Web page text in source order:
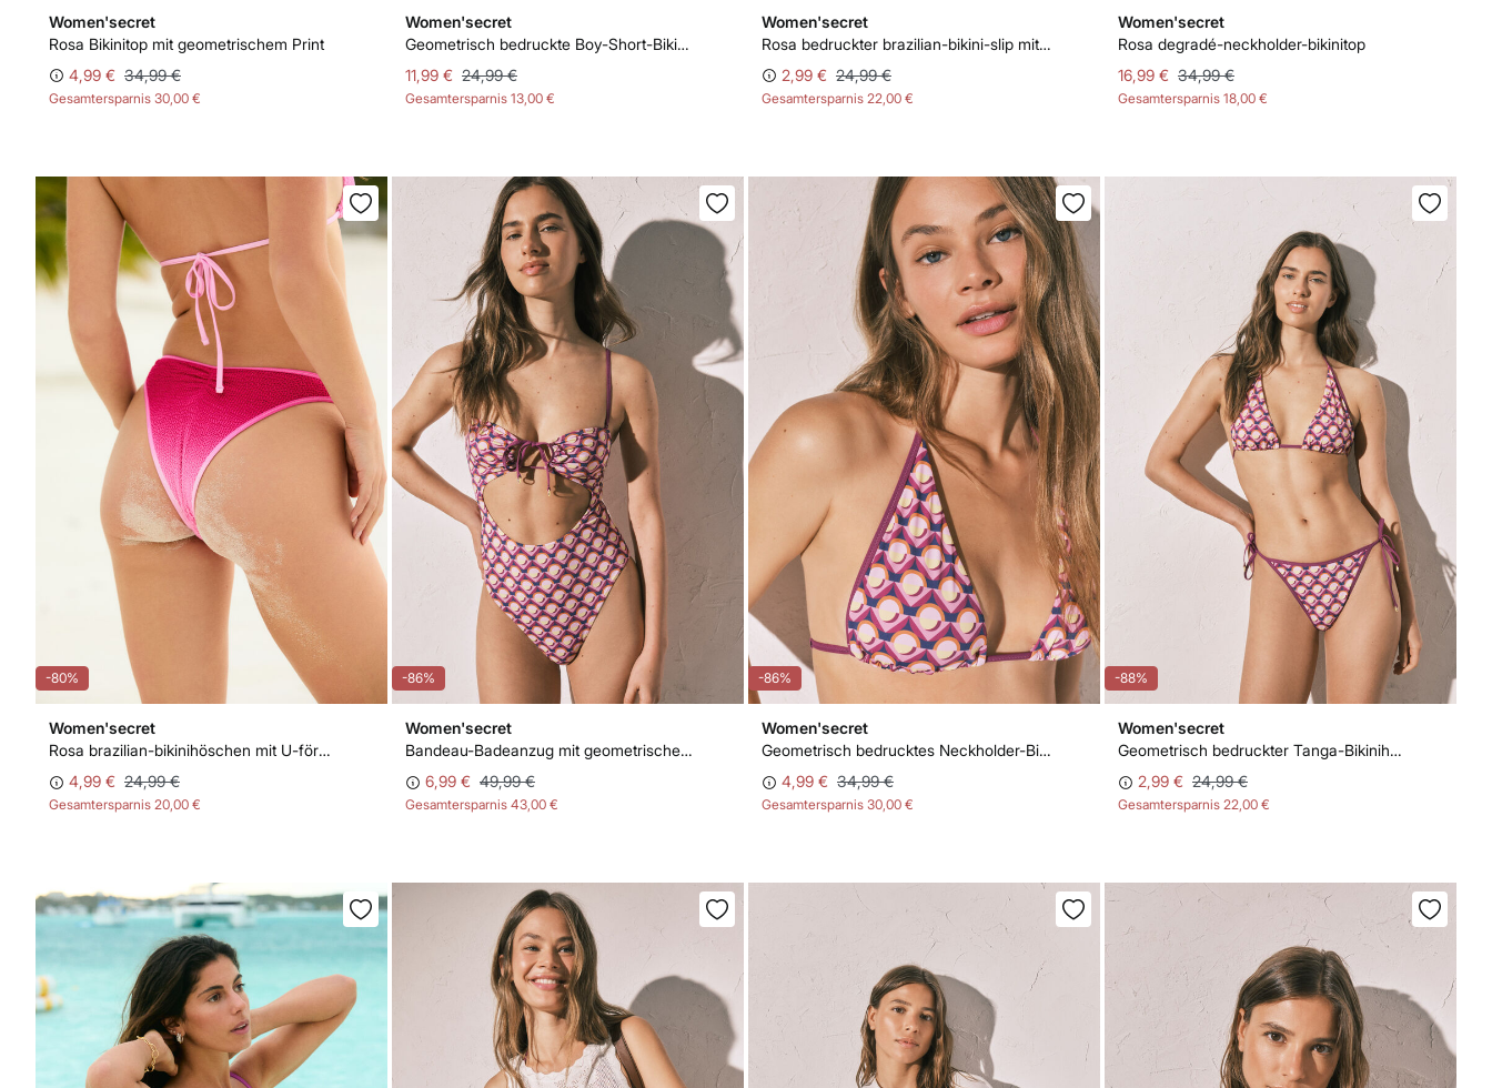
Women'secret
Rosa Bikinitop mit geometrischem Print
4,99 € 34,99 €
Gesamtersparnis 30,00 €
Women'secret
Geometrisch bedruckte Boy-Short-Bikinihose
11,99 € 24,99 €
Gesamtersparnis 13,00 €
Women'secret
Rosa bedruckter brazilian-bikini-slip mit U-Effekt
2,99 € 24,99 €
Gesamtersparnis 22,00 €
Women'secret
Rosa degradé-neckholder-bikinitop
16,99 € 34,99 €
Gesamtersparnis 18,00 €
-80%
Women'secret
Rosa brazilian-bikinihöschen mit U-förmigem Farbverlauf
4,99 € 24,99 €
Gesamtersparnis 20,00 €
-86%
Women'secret
Bandeau-Badeanzug mit geometrischem Cut-Out-Print
6,99 € 49,99 €
Gesamtersparnis 43,00 €
-86%
Women'secret
Geometrisch bedrucktes Neckholder-Bikinitop
4,99 € 34,99 €
Gesamtersparnis 30,00 €
-88%
Women'secret
Geometrisch bedruckter Tanga-Bikinihöschen
2,99 € 24,99 €
Gesamtersparnis 22,00 €